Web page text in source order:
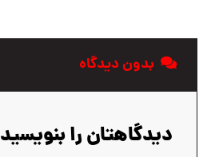
بدون دیدگاه
دیدگاهتان را بنویسید